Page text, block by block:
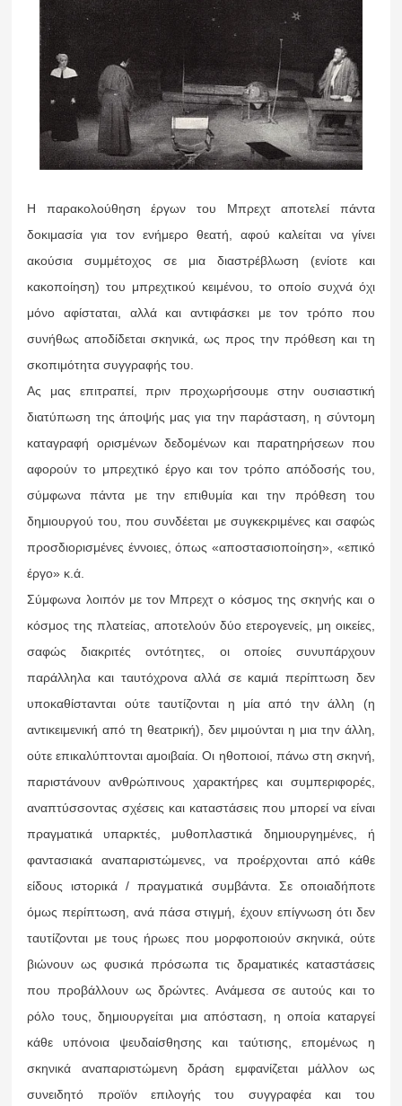
Η παρακολούθηση έργων του Μπρεχτ αποτελεί πάντα
δοκιμασία για τον ενήμερο θεατή, αφού καλείται να γίνει
ακούσια συμμέτοχος σε μια διαστρέβλωση (ενίοτε και
κακοποίηση) του μπρεχτικού κειμένου, το οποίο συχνά όχι
μόνο αφίσταται, αλλά και αντιφάσκει με τον τρόπο που
συνήθως αποδίδεται σκηνικά, ως προς την πρόθεση και τη
σκοπιμότητα συγγραφής του.
Ας μας επιτραπεί, πριν προχωρήσουμε στην ουσιαστική
διατύπωση της άποψής μας για την παράσταση, η σύντομη
καταγραφή ορισμένων δεδομένων και παρατηρήσεων που
αφορούν το μπρεχτικό έργο και τον τρόπο απόδοσής του,
σύμφωνα πάντα με την επιθυμία και την πρόθεση του
δημιουργού του, που συνδέεται με συγκεκριμένες και σαφώς
προσδιορισμένες έννοιες, όπως «αποστασιοποίηση», «επικό
έργο» κ.ά.
Σύμφωνα λοιπόν με τον Μπρεχτ ο κόσμος της σκηνής και ο
κόσμος της πλατείας, αποτελούν δύο ετερογενείς, μη οικείες,
σαφώς διακριτές οντότητες, οι οποίες συνυπάρχουν
παράλληλα και ταυτόχρονα αλλά σε καμιά περίπτωση δεν
υποκαθίστανται ούτε ταυτίζονται η μία από την άλλη (η
αντικειμενική από τη θεατρική), δεν μιμούνται η μια την άλλη,
ούτε επικαλύπτονται αμοιβαία. Οι ηθοποιοί, πάνω στη σκηνή,
παριστάνουν ανθρώπινους χαρακτήρες και συμπεριφορές,
αναπτύσσοντας σχέσεις και καταστάσεις που μπορεί να είναι
πραγματικά υπαρκτές, μυθοπλαστικά δημιουργημένες, ή
φαντασιακά αναπαριστώμενες, να προέρχονται από κάθε
είδους ιστορικά / πραγματικά συμβάντα. Σε οποιαδήποτε
όμως περίπτωση, ανά πάσα στιγμή, έχουν επίγνωση ότι δεν
ταυτίζονται με τους ήρωες που μορφοποιούν σκηνικά, ούτε
βιώνουν ως φυσικά πρόσωπα τις δραματικές καταστάσεις
που προβάλλουν ως δρώντες. Ανάμεσα σε αυτούς και το
ρόλο τους, δημιουργείται μια απόσταση, η οποία καταργεί
κάθε υπόνοια ψευδαίσθησης και ταύτισης, επομένως η
σκηνικά αναπαριστώμενη δράση εμφανίζεται μάλλον ως
συνειδητό προϊόν επιλογής του συγγραφέα και του